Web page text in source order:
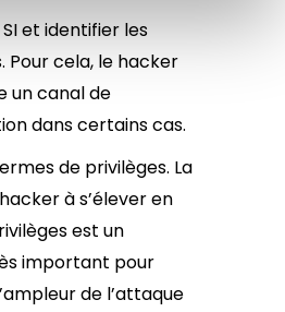
et identifier les
Pour cela, le hacker
un canal de
dans certains cas.
de privilèges. La
à s’élever en
est un
important pour
de l’attaque